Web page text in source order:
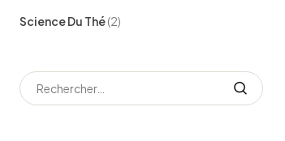
Science Du Thé(2)